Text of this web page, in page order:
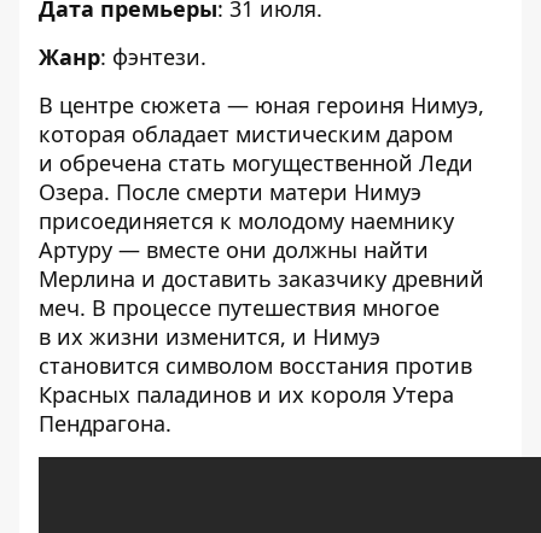
Дата премьеры: 31 июля.
Жанр: фэнтези.
В центре сюжета — юная героиня Нимуэ,
которая обладает мистическим даром
и обречена стать могущественной Леди
Озера. После смерти матери Нимуэ
присоединяется к молодому наемнику
Артуру — вместе они должны найти
Мерлина и доставить заказчику древний
меч. В процессе путешествия многое
в их жизни изменится, и Нимуэ
становится символом восстания против
Красных паладинов и их короля Утера
Пендрагона.